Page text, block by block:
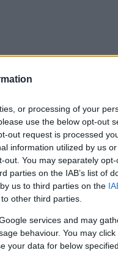
or processing of your
use the below opt-out
out request is processed
information utilized by us
You may separately
parties on the IAB’s list of
us to third parties on the
other third parties.
services and may
behaviour. You may
your data for below
την κυκλοφορία
είναι πλούσιος σε
αγγεία και